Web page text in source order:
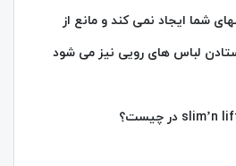
شما ایجاد نمی کند و مانع از
لباس های رویی نیز می شود